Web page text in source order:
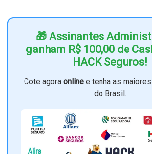
🎁 Assinantes
ganham R$ 100,00 de
HACK Seguros!
Cote agora onlinee tenha as
do Brasil.